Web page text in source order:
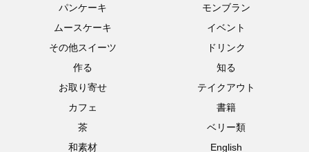
パンケーキ
モンブラン
ムースケーキ
イベント
その他スイーツ
ドリンク
作る
知る
お取り寄せ
テイクアウト
カフェ
書籍
茶
ベリー類
和素材
English